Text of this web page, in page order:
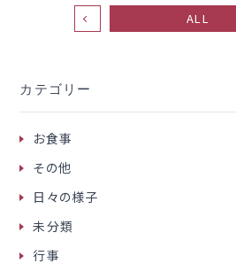
カテゴリー
お食事
その他
日々の様子
未分類
行事
ALL